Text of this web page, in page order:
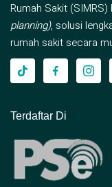
Rumah Sakit (SIMRS)
planning), solusi
rumah sakit secara
Terdaftar Di